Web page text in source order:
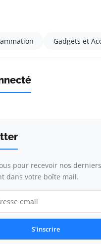
Gadgets et
pour recevoir nos
dans votre boîte mail.
S'inscrire